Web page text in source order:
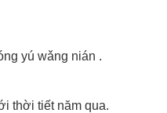
yú wǎng nián .
thời tiết năm qua.